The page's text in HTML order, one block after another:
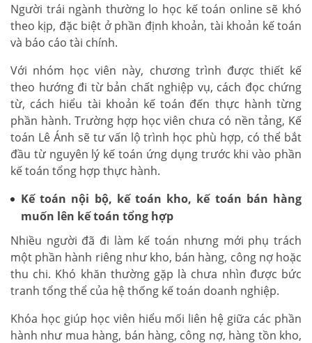
Người trái ngành thường lo học kế toán online sẽ khó
theo kịp, đặc biệt ở phần định khoản, tài khoản kế toán
và báo cáo tài chính.
Với nhóm học viên này, chương trình được thiết kế
theo hướng đi từ bản chất nghiệp vụ, cách đọc chứng
từ, cách hiểu tài khoản kế toán đến thực hành từng
phần hành. Trường hợp học viên chưa có nền tảng, Kế
toán Lê Ánh sẽ tư vấn lộ trình học phù hợp, có thể bắt
đầu từ nguyên lý kế toán ứng dụng trước khi vào phần
kế toán tổng hợp thực hành.
Kế toán nội bộ, kế toán kho, kế toán bán hàng
muốn lên kế toán tổng hợp
Nhiều người đã đi làm kế toán nhưng mới phụ trách
một phần hành riêng như kho, bán hàng, công nợ hoặc
thu chi. Khó khăn thường gặp là chưa nhìn được bức
tranh tổng thể của hệ thống kế toán doanh nghiệp.
Khóa học giúp học viên hiểu mối liên hệ giữa các phần
hành như mua hàng, bán hàng, công nợ, hàng tồn kho,